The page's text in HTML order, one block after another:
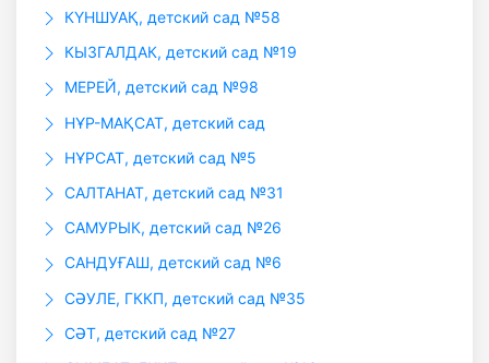
КҮНШУАҚ, детский сад №58
КЫЗГАЛДАК, детский сад №19
МЕРЕЙ, детский сад №98
НҰР-МАҚСАТ, детский сад
НҰРСАТ, детский сад №5
САЛТАНАТ, детский сад №31
САМУРЫК, детский сад №26
САНДУҒАШ, детский сад №6
СӘУЛЕ, ГККП, детский сад №35
СӘТ, детский сад №27